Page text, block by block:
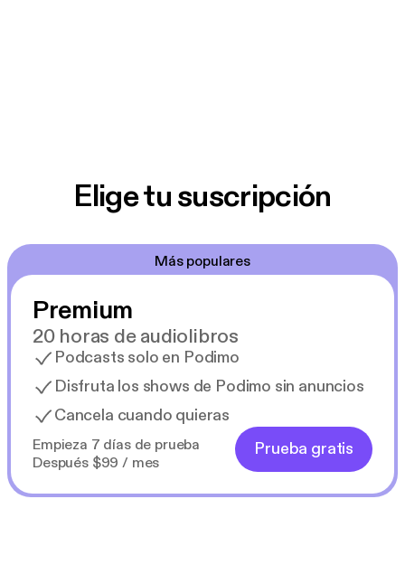
Elige tu suscripción
Más populares
Premium
20 horas de audiolibros
Podcasts solo en Podimo
Disfruta los shows de Podimo sin anuncios
Cancela cuando quieras
Empieza 7 días de prueba
Después $99 / mes
Prueba gratis